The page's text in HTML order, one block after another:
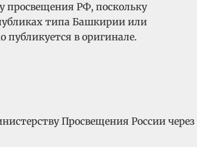
просвещения РФ, поскольку
типа Башкирии или
в оригинале.
Просвещения России через